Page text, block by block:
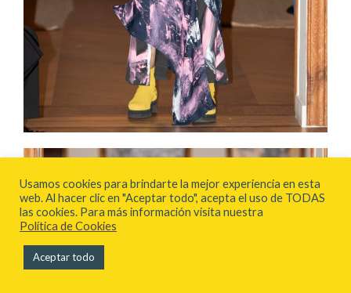
Usamos cookies para brindarte la mejor experiencia en esta
web. Al hacer clic en "Aceptar todo", acepta el uso de TODAS
las cookies. Para más información visita nuestra
Política de Cookies
Aceptar todo